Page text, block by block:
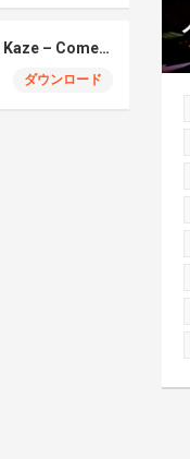
Elmiene, Fujii Kaze – Comets Gold
ダウンロード